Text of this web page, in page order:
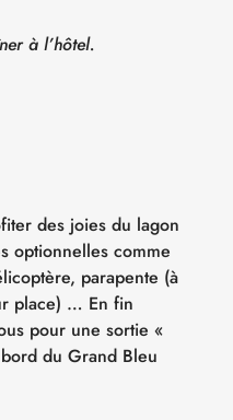
à l’hôtel.
des joies du lagon
optionnelles comme
parapente (à
place) … En fin
pour une sortie «
du Grand Bleu